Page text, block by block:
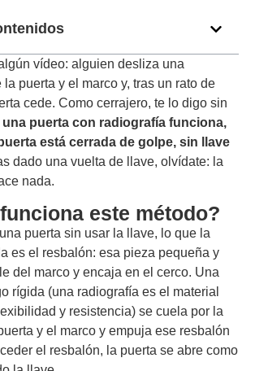
vídeo: alguien desliza una
la puerta y el marco y, tras un rato de
cede. Como cerrajero, te lo digo sin
una puerta con radiografía funciona,
está cerrada de golpe, sin llave
dado una vuelta de llave, olvídate: la
nada.
este método?
puerta sin usar la llave, lo que la
es el resbalón: esa pieza pequeña y
del marco y encaja en el cerco. Una
rígida (una radiografía es el material
y resistencia) se cuela por la
y el marco y empuja ese resbalón
el resbalón, la puerta se abre como